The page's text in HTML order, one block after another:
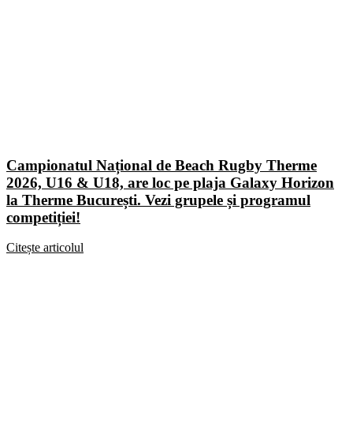
Campionatul Național de Beach Rugby Therme
2026, U16 & U18, are loc pe plaja Galaxy Horizon
la Therme București. Vezi grupele și programul
competiției!
Citește articolul